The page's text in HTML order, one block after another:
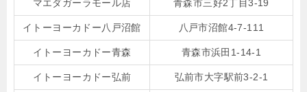
マエダガーラモール店 青森市三好2丁目3-19
イトーヨーカドー八戸沼館 八戸市沼館4-7-111
イトーヨーカドー青森 青森市浜田1-14-1
イトーヨーカドー弘前 弘前市大字駅前3-2-1